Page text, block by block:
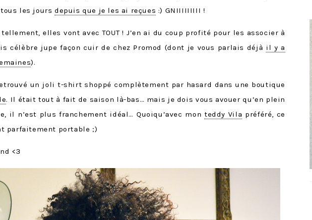
les joursdepuis que je les ai reçues :) GNIIIIIIIII !
elles vont avec TOUT ! J’en ai du coup profité pour les associer à
célèbre jupe façon cuir de chez Promod (dont je vous parlais déjà il y a
).
un joli t-shirt shoppé complètement par hasard dans une boutique
. Il était tout à fait de saison là-bas… mais je dois vous avouer qu’en plein
il n’est plus franchement idéal… Quoiqu’avec monteddy Vila préféré, ce
parfaitement portable ;)
<3